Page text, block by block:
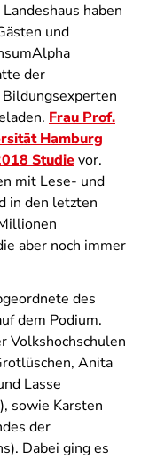
haben
und
der
Frau Prof.
Hamburg
Studievor.
mit Lese- und
in den letzten
aber noch immer
des
dem Podium.
Volkshochschulen
Anita
Lasse
sowie Karsten
der
Dabei ging es